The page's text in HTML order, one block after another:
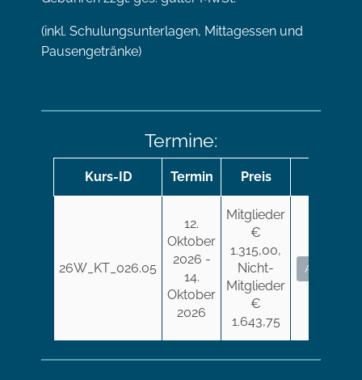
(inkl. Schulungsunterlagen, Mittagessen und
Pausengetränke)
Termine:
Kurs-ID Termin Preis
26W_KT_026.05
12.
Oktober
2026 -
14.
Oktober
2026
Mitglieder
€
1.315,00,
Nicht-
Mitglieder
€
1.643,75
Anmelden